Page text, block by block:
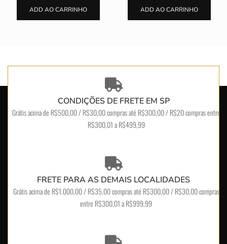
ADD AO CARRINHO ADD AO CARRINHO
CONDIÇÕES DE FRETE EM SP
Grátis acima de R$500,00 / R$30,00 compras até R$300,00 / R$20 compras entre
R$300,01 a R$499,99
FRETE PARA AS DEMAIS LOCALIDADES
Grátis acima de R$1.000,00 / R$35,00 compras até R$300,00 / R$30,00 compras
entre R$300,01 a R$999,99